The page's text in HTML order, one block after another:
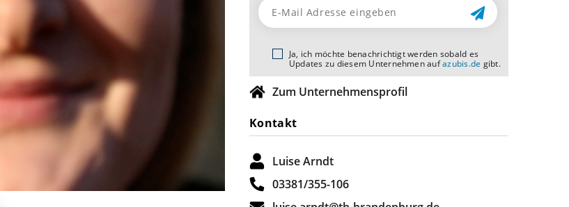
Ja, ich möchte benachrichtigt werden sobald es
Updates zu diesem Unternehmen aufazubis.de gibt.
Zum Unternehmensprofil
Kontakt
Luise Arndt
03381/355-106